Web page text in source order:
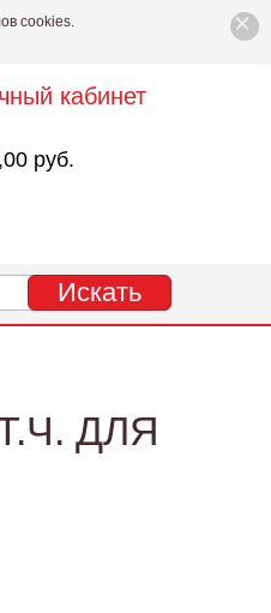
×
cookies.
кабинет
руб.
ДЛЯ